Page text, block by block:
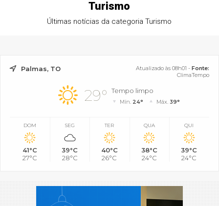
Turismo
Últimas notícias da categoria Turismo
Palmas, TO Atualizado às 08h01 - Fonte:
ClimaTempo
29° Tempo limpo
Mín. 24° Máx. 39°
DOM
41°C
27°C
SEG
39°C
28°C
TER
40°C
26°C
QUA
38°C
24°C
QUI
39°C
24°C